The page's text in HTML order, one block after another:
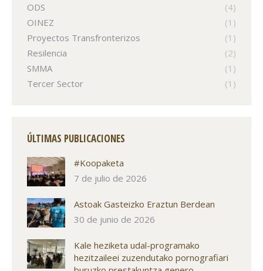
ODS
(4)
OINEZ
(1)
Proyectos Transfronterizos
(1)
Resilencia
(2)
SMMA
(1)
Tercer Sector
(1)
ÚLTIMAS PUBLICACIONES
#Koopaketa
7 de julio de 2026
Astoak Gasteizko Eraztun Berdean
30 de junio de 2026
Kale heziketa udal-programako
hezitzaileei zuzendutako pornografiari